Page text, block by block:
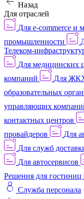
Назад
Для отраслей
Для e-commerce и
промышленности
Телеком-
Для медицинских
компаний
Для
образовательных
управляющих
контактных центров
провайдеров
Для
Для служб
Для автосервисов
Решения для гостиниц
Служба персонала